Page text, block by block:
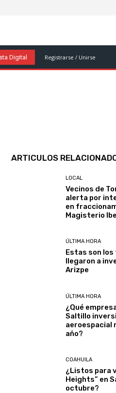
Política Salud Y Bienestar
Digital Registrarse / Unirse
ARTICULOS
LOCAL
Vecinos de
alerta por
en
Magisterio
ÚLTIMA HORA
Estas son
llegaron a
Arizpe
ÚLTIMA HORA
¿Qué
Saltillo
aeroespacial
año?
COAHUILA
¿Listos para
Heights” en
octubre?